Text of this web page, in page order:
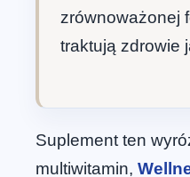
zrównoważonej
traktują zdrowie
Suplement ten
multiwitamin,